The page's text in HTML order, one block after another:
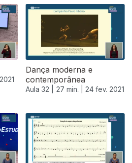
Dança moderna e
contemporânea
Aula 32 | 27 min. | 24 fev. 2021